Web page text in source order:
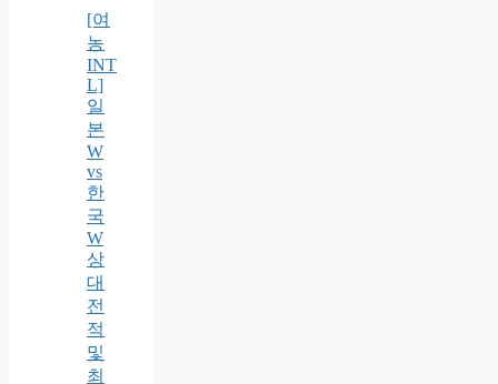
[여
농
INT
L]
일
본
W
vs
한
국
W
상
대
전
적
및
최